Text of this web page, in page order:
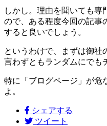
しかし。理由を聞いても専
ので、ある程度今回の記事
すると良いでしょう。
というわけで、まずは御社
言わずともランダムにでも
特に「ブログページ」が危
よ。
シェアする
ツイート